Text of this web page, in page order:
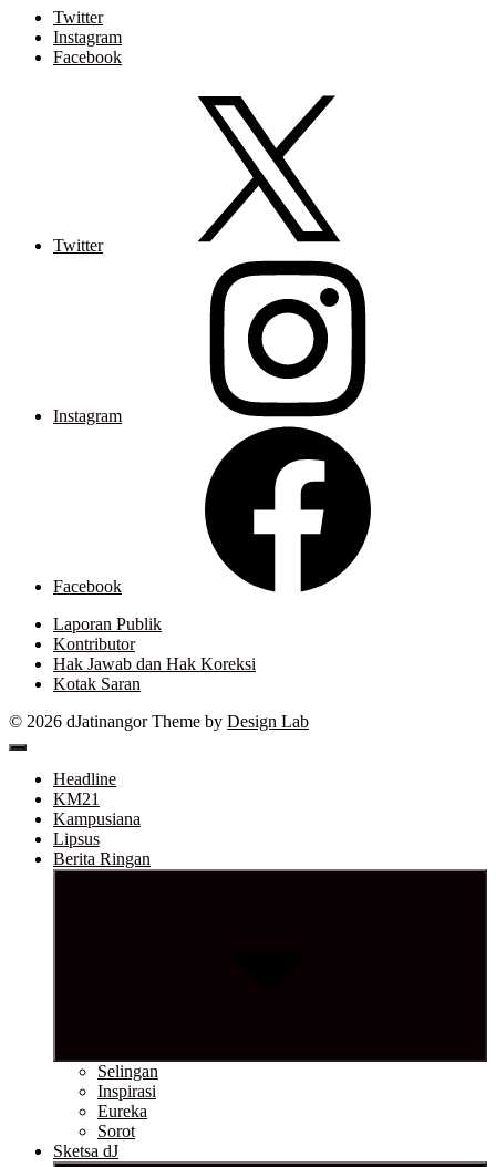
Twitter
Instagram
Facebook
Twitter
Instagram
Facebook
Laporan Publik
Kontributor
Hak Jawab dan Hak Koreksi
Kotak Saran
© 2026 dJatinangor Theme by Design Lab
Headline
KM21
Kampusiana
Lipsus
Berita Ringan
Selingan
Inspirasi
Eureka
Sorot
Sketsa dJ